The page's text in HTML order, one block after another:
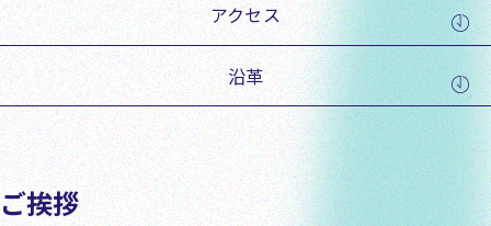
アクセス
沿革
ご挨拶